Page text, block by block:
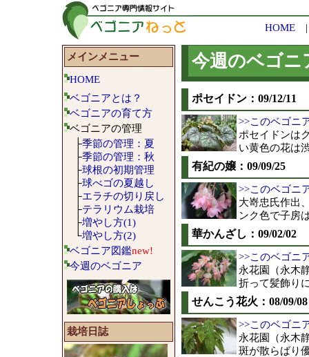
HOME
メインメニュー
HOME
ベゴニアとは？
ベゴニアの育て方
ベゴニアの管理
├季節の管理：夏
├季節の管理：秋
├球根の初期管理
├球べゴの夏越し
├エラチの切り戻し
├テラリウム栽培
├増やし方(1)
└増やし方(2)
ベゴニア図鑑new!
今週のベゴニア
栽培日誌
今週のベゴニ
ポセイドン：09/12/11
>>このベゴニ
ポセイドンは
い黄色の花は
有紀の嬢：09/09/25
>>このベゴニ
大嵜忠氏作出
ンク色で子房
華かんざし：09/02/02
>>このベゴニ
永花園（永木
折って髪飾り
せんこう花火：08/09/08
>>このベゴニ
永花園（永木
斑が散らばり